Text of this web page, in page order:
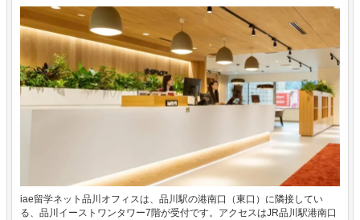
iae留学ネット品川オフィスは、品川駅の港南口（東口）に隣接してい
る、品川イーストワンタワー7階が受付です。アクセスはJR品川駅港南口